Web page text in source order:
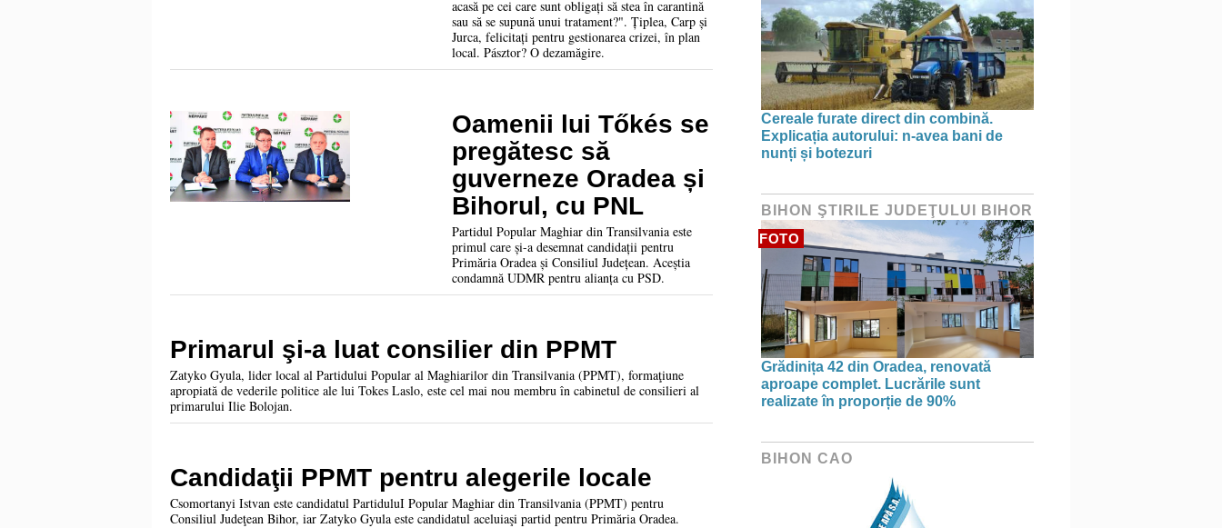
acasă pe cei care sunt obligați să stea în carantină
sau să se supună unui tratament?". Țiplea, Carp și
Jurca, felicitați pentru gestionarea crizei, în plan
local. Pásztor? O dezamăgire.
Oamenii lui Tőkés se
pregătesc să
guverneze Oradea și
Bihorul, cu PNL
Partidul Popular Maghiar din Transilvania este
primul care și-a desemnat candidații pentru
Primăria Oradea și Consiliul Județean. Aceștia
condamnă UDMR pentru alianța cu PSD.
Primarul şi-a luat consilier din PPMT
Zatyko Gyula, lider local al Partidului Popular al Maghiarilor din Transilvania (PPMT), formaţiune
apropiată de vederile politice ale lui Tokes Laslo, este cel mai nou membru în cabinetul de consilieri al
primarului Ilie Bolojan.
Candidaţii PPMT pentru alegerile locale
Csomortanyi Istvan este candidatul PartiduluI Popular Maghiar din Transilvania (PPMT) pentru
Consiliul Judeţean Bihor, iar Zatyko Gyula este candidatul aceluiaşi partid pentru Primăria Oradea.
Cereale furate direct din combină.
Explicația autorului: n-avea bani de
nunți și botezuri
BIHON ŞTIRILE JUDEŢULUI BIHOR
FOTO
Grădinița 42 din Oradea, renovată
aproape complet. Lucrările sunt
realizate în proporție de 90%
BIHON CAO